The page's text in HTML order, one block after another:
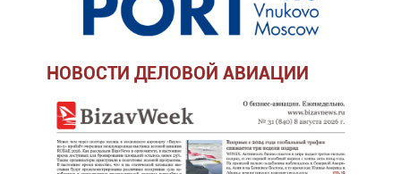
НОВОСТИ ДЕЛОВОЙ АВИАЦИИ